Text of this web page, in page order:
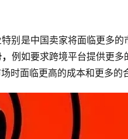
别是中国卖家将面临更多
例如要求跨境平台提供更多
时面临更高的成本和更多的